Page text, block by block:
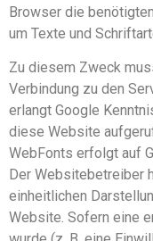
Browser die
um Texte und
Zu diesem Zweck
Verbindung zu den
erlangt Google
diese Website
WebFonts erfolgt auf
Der Websitebetreiber
einheitlichen
Website. Sofern eine